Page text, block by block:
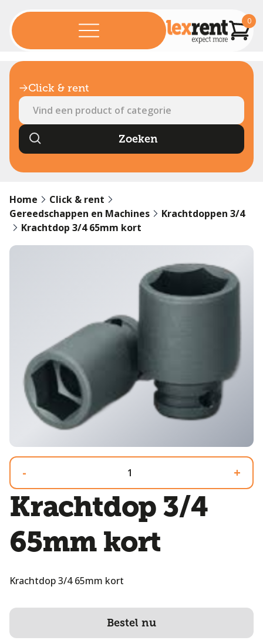
0
Click & rent
Home
Click & rent
Gereedschappen en Machines
Krachtdoppen 3/4
Krachtdop 3/4 65mm kort
- +
Krachtdop 3/4
65mm kort
Krachtdop 3/4 65mm kort
Bestel nu